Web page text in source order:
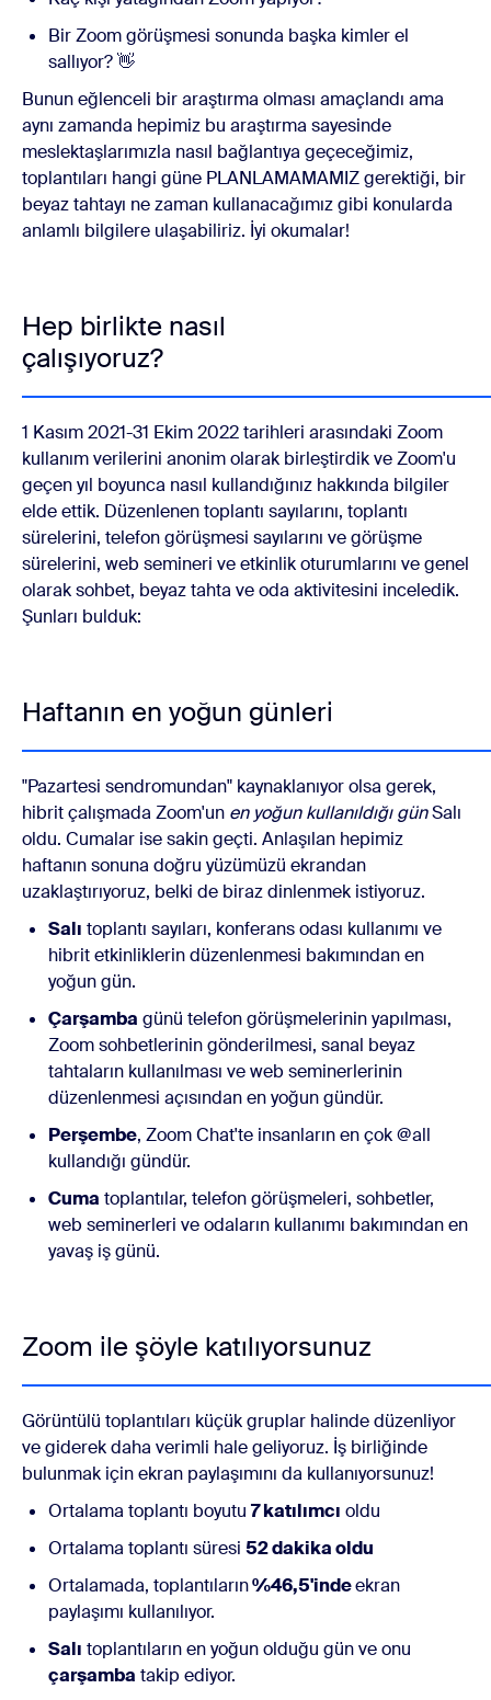
Bir Zoom görüşmesi sonunda başka kimler el
sallıyor? 👋
Bunun eğlenceli bir araştırma olması amaçlandı ama
aynı zamanda hepimiz bu araştırma sayesinde
meslektaşlarımızla nasıl bağlantıya geçeceğimiz,
toplantıları hangi güne PLANLAMAMAMIZ gerektiği, bir
beyaz tahtayı ne zaman kullanacağımız gibi konularda
anlamlı bilgilere ulaşabiliriz. İyi okumalar!
Hep birlikte nasıl
çalışıyoruz?
1 Kasım 2021-31 Ekim 2022 tarihleri arasındaki Zoom
kullanım verilerini anonim olarak birleştirdik ve Zoom'u
geçen yıl boyunca nasıl kullandığınız hakkında bilgiler
elde ettik. Düzenlenen toplantı sayılarını, toplantı
sürelerini, telefon görüşmesi sayılarını ve görüşme
sürelerini, web semineri ve etkinlik oturumlarını ve genel
olarak sohbet, beyaz tahta ve oda aktivitesini inceledik.
Şunları bulduk:
Haftanın en yoğun günleri
"Pazartesi sendromundan" kaynaklanıyor olsa gerek,
hibrit çalışmada Zoom'un en yoğun kullanıldığı günSalı
oldu. Cumalar ise sakin geçti. Anlaşılan hepimiz
haftanın sonuna doğru yüzümüzü ekrandan
uzaklaştırıyoruz, belki de biraz dinlenmek istiyoruz.
Salı toplantı sayıları, konferans odası kullanımı ve
hibrit etkinliklerin düzenlenmesi bakımından en
yoğun gün.
Çarşamba günü telefon görüşmelerinin yapılması,
Zoom sohbetlerinin gönderilmesi, sanal beyaz
tahtaların kullanılması ve web seminerlerinin
düzenlenmesi açısından en yoğun gündür.
Perşembe, Zoom Chat'te insanların en çok @all
kullandığı gündür.
Cuma toplantılar, telefon görüşmeleri, sohbetler,
web seminerleri ve odaların kullanımı bakımından en
yavaş iş günü.
Zoom ile şöyle katılıyorsunuz
Görüntülü toplantıları küçük gruplar halinde düzenliyor
ve giderek daha verimli hale geliyoruz. İş birliğinde
bulunmak için ekran paylaşımını da kullanıyorsunuz!
Ortalama toplantı boyutu 7 katılımcı oldu
Ortalama toplantı süresi 52 dakika oldu
Ortalamada, toplantıların%46,5'indeekran
paylaşımı kullanılıyor.
Salı toplantıların en yoğun olduğu gün ve onu
çarşamba takip ediyor.